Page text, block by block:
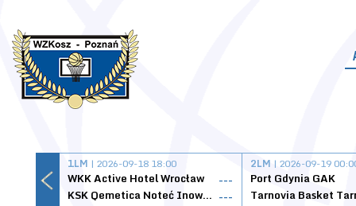
1LM | 2026-09-18 18:00
WKK Active Hotel Wrocław
---
KSK Qemetica Noteć Inowrocław ---
2LM | 2026-09-19
Port Gdynia GAK